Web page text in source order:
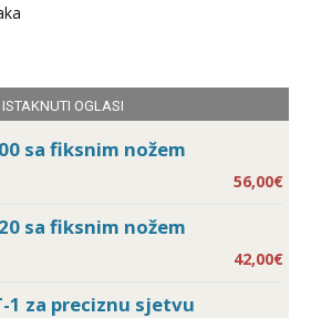
ISTAKNUTI OGLASI
sa fiksnim nožem
56,00€
sa fiksnim nožem
42,00€
1 za preciznu sjetvu